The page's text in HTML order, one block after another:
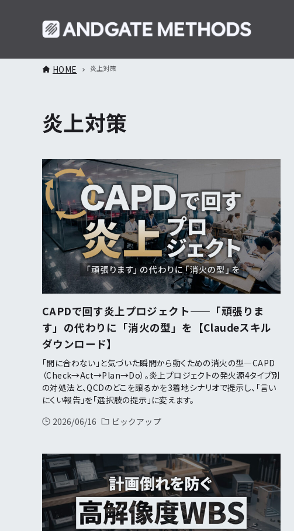
HOME 炎上対策
炎上対策
CAPDで回す炎上プロジェクト——「頑張りま
す」の代わりに「消火の型」を【Claudeスキル
ダウンロード】
「間に合わない」と気づいた瞬間から動くための消火の型—CAPD
（Check→Act→Plan→Do）。炎上プロジェクトの発火源4タイプ別
の対処法と、QCDのどこを譲るかを3着地シナリオで提示し、「言い
にくい報告」を「選択肢の提示」に変えます。
2026/06/16
ピックアップ